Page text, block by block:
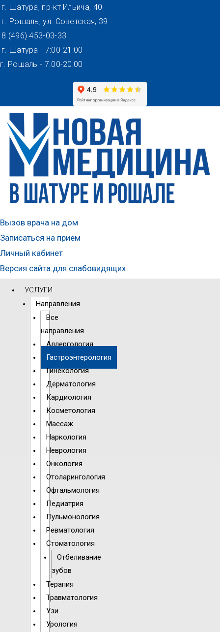
Перейти
г. Шатура, пр-кт Ильича, 40
г. Рошаль, ул. Советская, 39
8 (496) 453-03-33
г. Шатура - 7:00-21:00
г. Рошаль - 7.00-20:00
Вызов врача на дом
Записаться на прием
Личный кабинет
Версия сайта для слабовидящих
УСЛУГИ
Направления
Все
направления
Аллергология
Гастроэнтерология
Гинекология
Дерматология
Кардиология
Косметология
Массаж
Наркология
Неврология
Онкология
Отоларингология
Офтальмология
Педиатрия
Пульмонология
Ревматология
Стоматология
Отбеливание
зубов
Терапия
Травматология
Узи
Урология